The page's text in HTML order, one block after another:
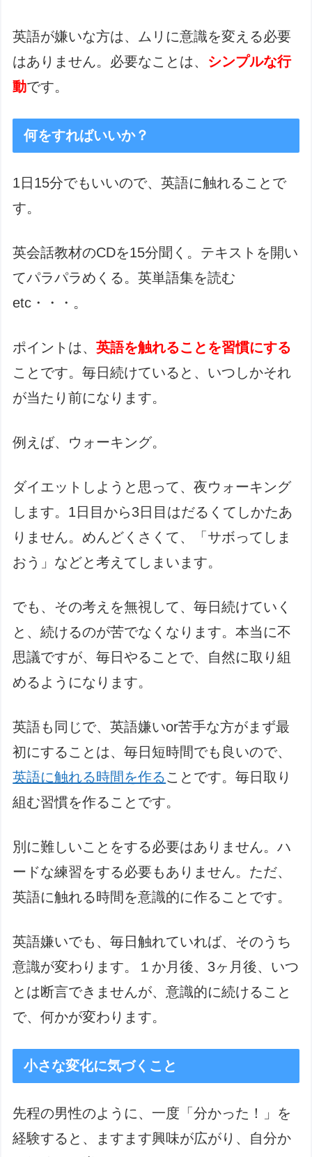
英語が嫌いな方は、ムリに意識を変える必要
はありません。必要なことは、 シンプルな行
動です。
何をすればいいか？
1日15分でもいいので、英語に触れることで
す。
英会話教材のCDを15分聞く。テキストを開い
てパラパラめくる。英単語集を読む
etc・・・。
ポイントは、英語を触れることを習慣にする
ことです。毎日続けていると、いつしかそれ
が当たり前になります。
例えば、ウォーキング。
ダイエットしようと思って、夜ウォーキング
します。1日目から3日目はだるくてしかたあ
りません。めんどくさくて、「サボってしま
おう」などと考えてしまいます。
でも、その考えを無視して、毎日続けていく
と、続けるのが苦でなくなります。本当に不
思議ですが、毎日やることで、自然に取り組
めるようになります。
英語も同じで、英語嫌いor苦手な方がまず最
初にすることは、毎日短時間でも良いので、
英語に触れる時間を作ることです。毎日取り
組む習慣を作ることです。
別に難しいことをする必要はありません。ハ
ードな練習をする必要もありません。ただ、
英語に触れる時間を意識的に作ることです。
英語嫌いでも、毎日触れていれば、そのうち
意識が変わります。１か月後、3ヶ月後、いつ
とは断言できませんが、意識的に続けること
で、何かが変わります。
小さな変化に気づくこと
先程の男性のように、一度「分かった！」を
経験すると、ますます興味が広がり、自分か